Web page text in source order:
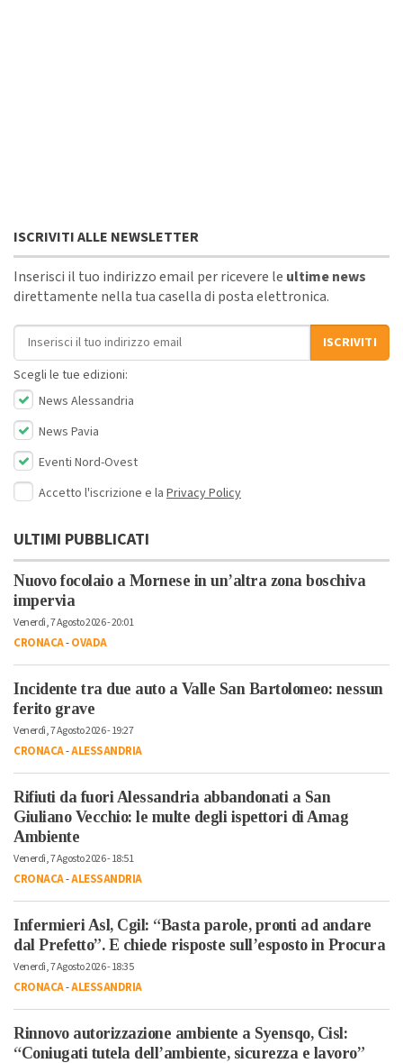
ISCRIVITI ALLE NEWSLETTER
Inserisci il tuo indirizzo email per ricevere le ultime news
direttamente nella tua casella di posta elettronica.
Indirizzo email
ISCRIVITI
Scegli le tue edizioni:
News Alessandria
News Pavia
Eventi Nord-Ovest
Accetto l'iscrizione e la Privacy Policy
ULTIMI PUBBLICATI
Nuovo focolaio a Mornese in un’altra zona boschiva
impervia
Venerdì, 7 Agosto 2026 - 20:01
CRONACA-OVADA
Incidente tra due auto a Valle San Bartolomeo: nessun
ferito grave
Venerdì, 7 Agosto 2026 - 19:27
CRONACA-ALESSANDRIA
Rifiuti da fuori Alessandria abbandonati a San
Giuliano Vecchio: le multe degli ispettori di Amag
Ambiente
Venerdì, 7 Agosto 2026 - 18:51
CRONACA-ALESSANDRIA
Infermieri Asl, Cgil: “Basta parole, pronti ad andare
dal Prefetto”. E chiede risposte sull’esposto in Procura
Venerdì, 7 Agosto 2026 - 18:35
CRONACA-ALESSANDRIA
Rinnovo autorizzazione ambiente a Syensqo, Cisl:
“Coniugati tutela dell’ambiente, sicurezza e lavoro”